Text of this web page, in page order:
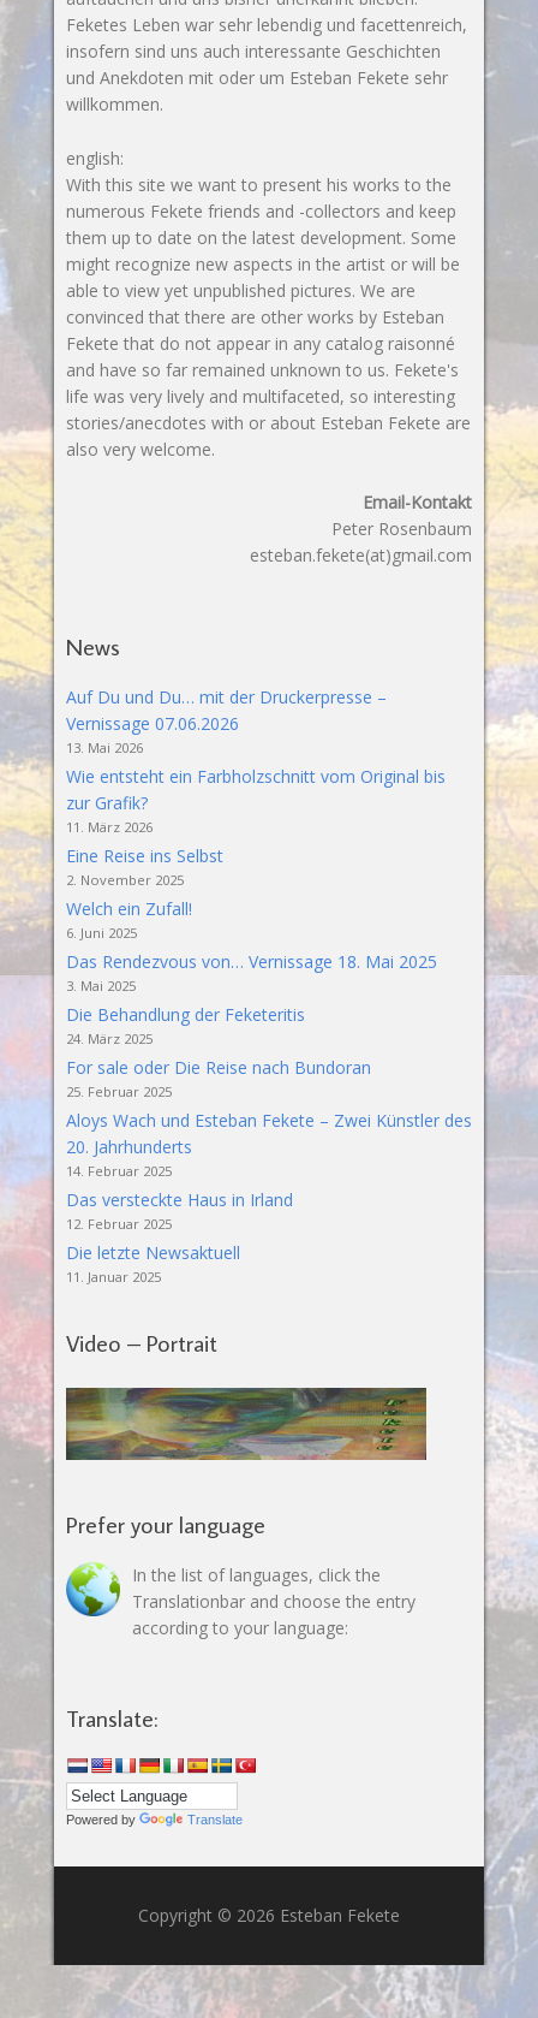
Feketes Leben war sehr lebendig und facettenreich,
insofern sind uns auch interessante Geschichten
und Anekdoten mit oder um Esteban Fekete sehr
willkommen.
english:
With this site we want to present his works to the
numerous Fekete friends and -collectors and keep
them up to date on the latest development. Some
might recognize new aspects in the artist or will be
able to view yet unpublished pictures. We are
convinced that there are other works by Esteban
Fekete that do not appear in any catalog raisonné
and have so far remained unknown to us. Fekete's
life was very lively and multifaceted, so interesting
stories/anecdotes with or about Esteban Fekete are
also very welcome.
Email-Kontakt
Peter Rosenbaum
esteban.fekete(at)gmail.com
News
Auf Du und Du… mit der Druckerpresse –
Vernissage 07.06.2026
13. Mai 2026
Wie entsteht ein Farbholzschnitt vom Original bis
zur Grafik?
11. März 2026
Eine Reise ins Selbst
2. November 2025
Welch ein Zufall!
6. Juni 2025
Das Rendezvous von… Vernissage 18. Mai 2025
3. Mai 2025
Die Behandlung der Feketeritis
24. März 2025
For sale oder Die Reise nach Bundoran
25. Februar 2025
Aloys Wach und Esteban Fekete – Zwei Künstler des
20. Jahrhunderts
14. Februar 2025
Das versteckte Haus in Irland
12. Februar 2025
Die letzte Newsaktuell
11. Januar 2025
Video – Portrait
Prefer your language
In the list of languages, click the
Translationbar and choose the entry
according to your language:
Translate:
Powered by Translate
Copyright © 2026 Esteban Fekete